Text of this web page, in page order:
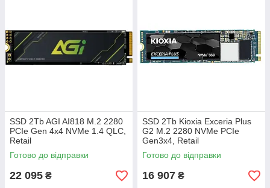
SSD 2Tb AGI AI818 M.2 2280
PCIe Gen 4x4 NVMe 1.4 QLC,
Retail
Готово до відправки
22 095 ₴
SSD 2Tb Kioxia Exceria Plus
G2 M.2 2280 NVMe PCIe
Gen3x4, Retail
Готово до відправки
16 907 ₴